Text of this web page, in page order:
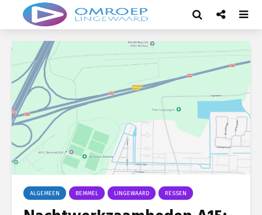
ALGEMEEN BEMMEL LINGEWAARD RESSEN